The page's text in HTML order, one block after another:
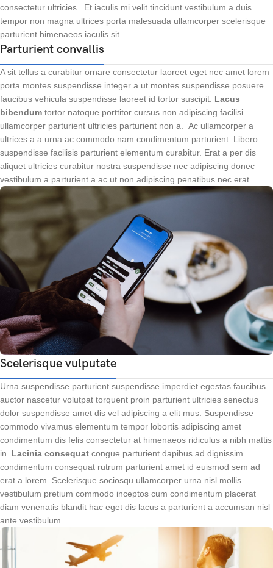
consectetur ultricies. Et iaculis mi velit tincidunt vestibulum a duis
tempor non magna ultrices porta malesuada ullamcorper scelerisque
parturient himenaeos iaculis sit.
Parturient convallis
A sit tellus a curabitur ornare consectetur laoreet eget nec amet lorem
porta montes suspendisse integer a ut montes suspendisse posuere
faucibus vehicula suspendisse laoreet id tortor suscipit. Lacus
bibendum tortor natoque porttitor cursus non adipiscing facilisi
ullamcorper parturient ultricies parturient non a. Ac ullamcorper a
ultrices a a urna ac commodo nam condimentum parturient. Libero
suspendisse facilisis parturient elementum curabitur. Erat a per dis
aliquet ultricies curabitur nostra suspendisse nec adipiscing donec
vestibulum a parturient a ac ut non adipiscing penatibus nec erat.
Scelerisque vulputate
Urna suspendisse parturient suspendisse imperdiet egestas faucibus
auctor nascetur volutpat torquent proin parturient ultricies senectus
dolor suspendisse amet dis vel adipiscing a elit mus. Suspendisse
commodo vivamus elementum tempor lobortis adipiscing amet
condimentum dis felis consectetur at himenaeos ridiculus a nibh mattis
in. Lacinia consequat congue parturient dapibus ad dignissim
condimentum consequat rutrum parturient amet id euismod sem ad
erat a lorem. Scelerisque sociosqu ullamcorper urna nisl mollis
vestibulum pretium commodo inceptos cum condimentum placerat
diam venenatis blandit hac eget dis lacus a parturient a accumsan nisl
ante vestibulum.